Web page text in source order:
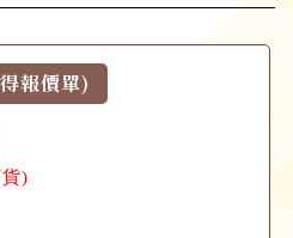
報價單)
)